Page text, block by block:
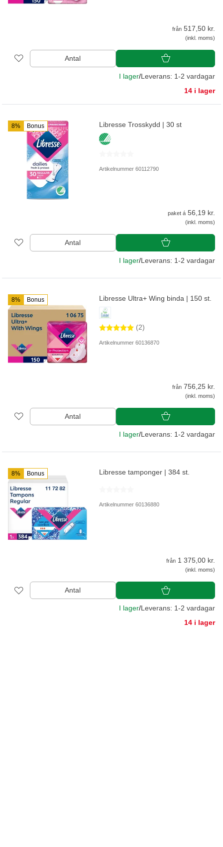
från 517,50 kr.
(inkl. moms)
Antal
I lager/Leverans: 1-2 vardagar
14 i lager
8% Bonus Libresse Trosskydd | 30 st
Artikelnummer 60112790
paket á 56,19 kr.
(inkl. moms)
Antal
I lager/Leverans: 1-2 vardagar
8% Bonus Libresse Ultra+ Wing binda | 150 st.
(2)
Artikelnummer 60136870
från 756,25 kr.
(inkl. moms)
Antal
I lager/Leverans: 1-2 vardagar
8% Bonus Libresse tamponger | 384 st.
Artikelnummer 60136880
från 1 375,00 kr.
(inkl. moms)
Antal
I lager/Leverans: 1-2 vardagar
14 i lager